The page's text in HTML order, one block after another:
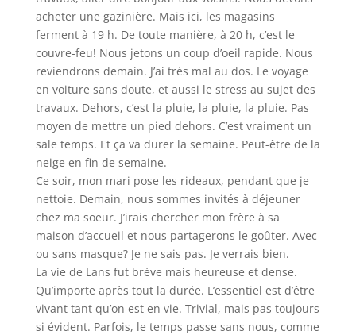
acheter une gazinière. Mais ici, les magasins
ferment à 19 h. De toute manière, à 20 h, c’est le
couvre-feu! Nous jetons un coup d’oeil rapide. Nous
reviendrons demain. J’ai très mal au dos. Le voyage
en voiture sans doute, et aussi le stress au sujet des
travaux. Dehors, c’est la pluie, la pluie, la pluie. Pas
moyen de mettre un pied dehors. C’est vraiment un
sale temps. Et ça va durer la semaine. Peut-être de la
neige en fin de semaine.
Ce soir, mon mari pose les rideaux, pendant que je
nettoie. Demain, nous sommes invités à déjeuner
chez ma soeur. J’irais chercher mon frère à sa
maison d’accueil et nous partagerons le goûter. Avec
ou sans masque? Je ne sais pas. Je verrais bien.
La vie de Lans fut brève mais heureuse et dense.
Qu’importe après tout la durée. L’essentiel est d’être
vivant tant qu’on est en vie. Trivial, mais pas toujours
si évident. Parfois, le temps passe sans nous, comme